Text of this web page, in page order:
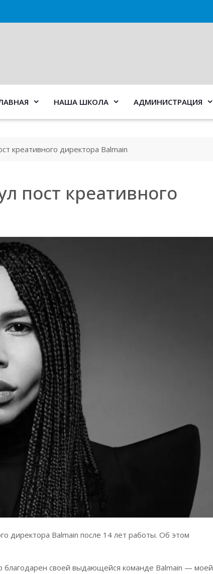
НАША ШКОЛА АДМИНИСТРАЦИЯ
креативного директора Balmain
пост креативного
директора Balmain после 14 лет работы. Об этом
благодарен своей выдающейся команде Balmain — моей